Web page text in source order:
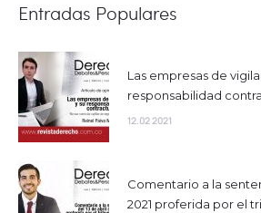
Entradas Populares
Las empresas de
responsabilidad
12.02 2021
Comentario a la
2021 proferida por el